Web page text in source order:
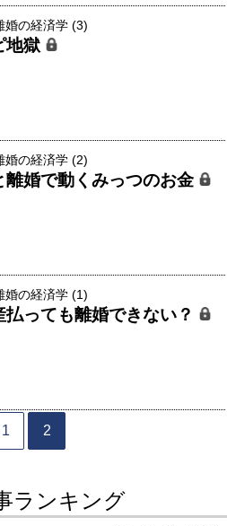
婚の経済学 (3)
地獄
婚の経済学 (2)
離婚で動くみっつのお金
婚の経済学 (1)
払っても離婚できない？
1 2
ランキング